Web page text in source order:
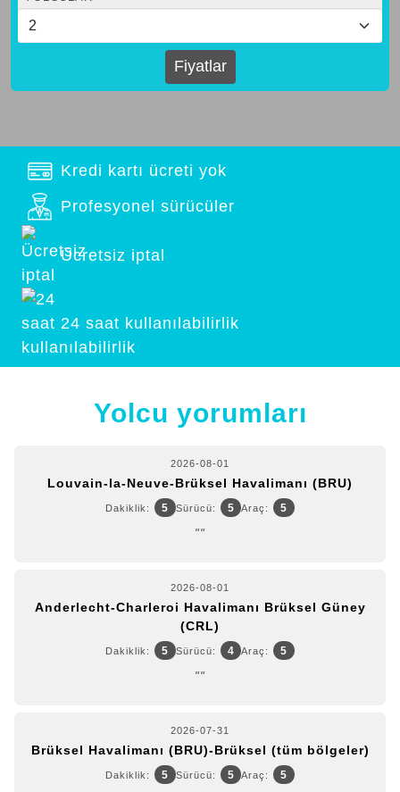
Fiyatlar
Kredi kartı ücreti yok
Profesyonel sürücüler
Ücretsiz iptal
24 saat kullanılabilirlik
Yolcu yorumları
2026-08-01
Louvain-la-Neuve-Brüksel Havalimanı (BRU)
Dakiklik: 5 Sürücü: 5 Araç: 5
""
2026-08-01
Anderlecht-Charleroi Havalimanı Brüksel Güney
(CRL)
Dakiklik: 5 Sürücü: 4 Araç: 5
""
2026-07-31
Brüksel Havalimanı (BRU)-Brüksel (tüm bölgeler)
Dakiklik: 5 Sürücü: 5 Araç: 5